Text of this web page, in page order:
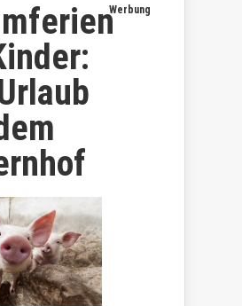
Werbung